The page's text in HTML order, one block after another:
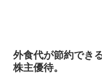
外食代が節約でき
株主優待。